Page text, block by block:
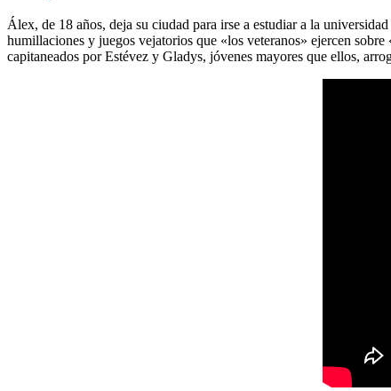
Álex, de 18 años, deja su ciudad para irse a estudiar a la
humillaciones y juegos vejatorios que «los veteranos» ejercen
capitaneados por Estévez y Gladys, jóvenes mayores que ellos,